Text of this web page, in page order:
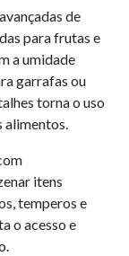
de
para frutas e
a umidade
garrafas ou
torna o uso
alimentos.
itens
temperos e
o acesso e